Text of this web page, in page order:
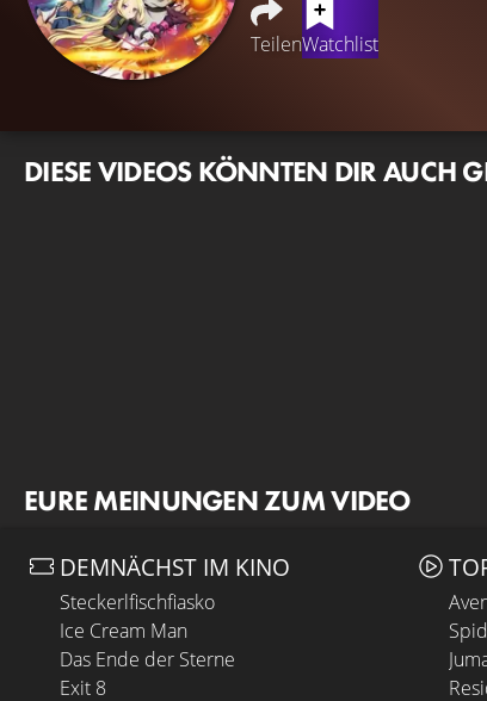
TeilenWatchlist
DIESE VIDEOS KÖNNTEN DIR AUCH
EURE MEINUNGEN ZUM VIDEO
DEMNÄCHST IM KINO
Steckerlfischfiasko
Ice Cream Man
Das Ende der Sterne
Exit 8